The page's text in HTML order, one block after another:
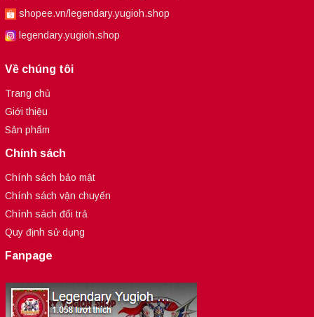
shopee.vn/legendary.yugioh.shop
legendary.yugioh.shop
Về chúng tôi
Trang chủ
Giới thiệu
Sản phẩm
Chính sách
Chính sách bảo mật
Chính sách vận chuyển
Chính sách đổi trả
Quy định sử dụng
Fanpage